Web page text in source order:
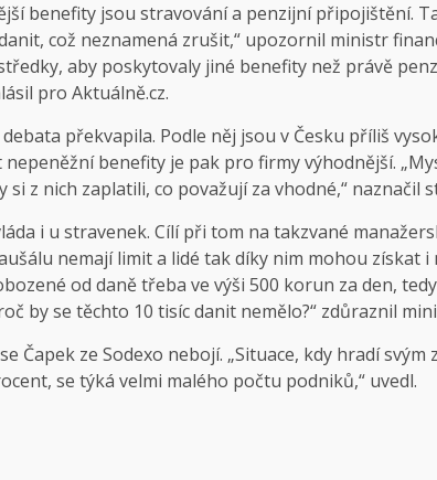
benefity jsou stravování a penzijní připojištění.
což neznamená zrušit,“ upozornil ministr
aby poskytovaly jiné benefity než právě
pro Aktuálně.cz.
překvapila. Podle něj jsou v Česku příliš
benefity je pak pro firmy výhodnější.
si z nich zaplatili, co považují za vhodné,“ naznačil
i u stravenek. Cílí při tom na takzvané
nemají limit a lidé tak díky nim mohou získat i
od daně třeba ve výši 500 korun za den,
by se těchto 10 tisíc danit nemělo?“ zdůraznil
Čapek ze Sodexo nebojí. „Situace, kdy hradí
se týká velmi malého počtu podniků,“ uvedl.